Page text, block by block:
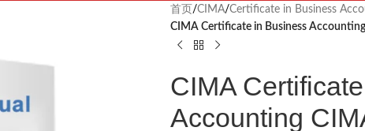
首页 /CIMA/Certificate in Business
CIMA Certificate in Business
CIMA
Accounting